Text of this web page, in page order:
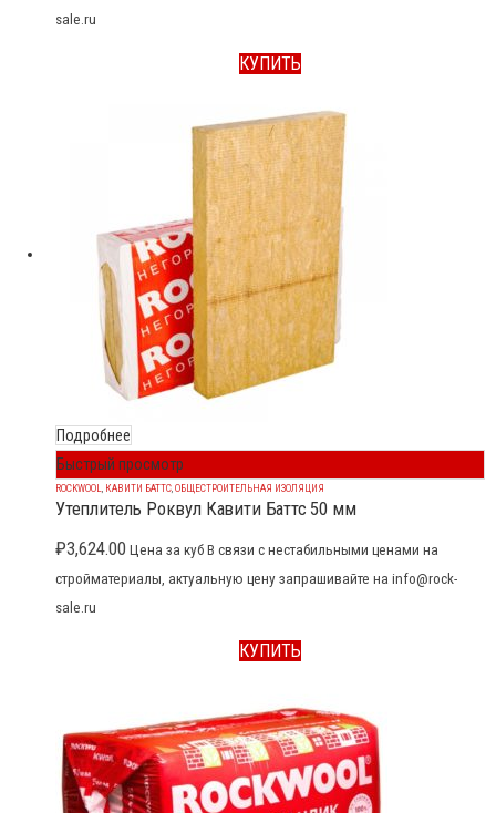
sale.ru
КУПИТЬ
Подробнее
Быстрый просмотр
ROCKWOOL КАВИТИ БАТТС ОБЩЕСТРОИТЕЛЬНАЯ ИЗОЛЯЦИЯ
Утеплитель Роквул Кавити Баттс 50 мм
₽3,624.00 Цена за куб В связи с нестабильными ценами на
стройматериалы, актуальную цену запрашивайте на info@rock-
sale.ru
КУПИТЬ